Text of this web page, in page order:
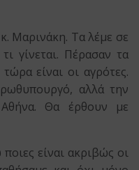
Μαρινάκη. Τα λέμε σε
γίνεται. Πέρασαν τα
είναι οι αγρότες.
αλλά την
Αθήνα. Θα έρθουν με
είναι ακριβώς οι